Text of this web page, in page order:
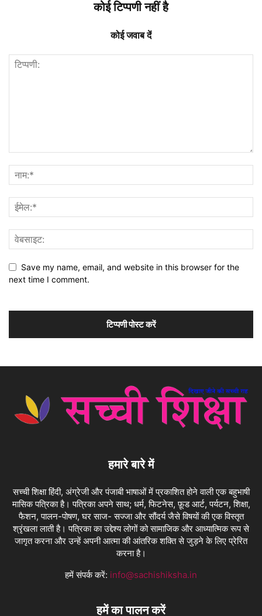
कोई टिप्पणी नहीं है
कोई जवाब दें
Save my name, email, and website in this browser for the
next time I comment.
हमारे बारे में
सच्ची शिक्षा हिंदी, अंग्रेजी और पंजाबी भाषाओं में प्रकाशित होने वाली एक बहुभाषी
मासिक पत्रिका है। पत्रिका अपने साथ; धर्म, फिटनेस, फ़ूड आर्ट, पर्यटन, शिक्षा,
फैशन, पालन-पोषण, घर साज- सज्जा और सौंदर्य जैसे विषयों की एक विस्तृत
श्रृंखला लाती है। पत्रिका का उद्देश्य लोगों को सामाजिक और आध्यात्मिक रूप से
जागृत करना और उन्हें अपनी आत्मा की आंतरिक शक्ति से जुड़ने के लिए प्रेरित
करना है।
हमें संपर्क करें: info@sachishiksha.in
हमें का पालन करें